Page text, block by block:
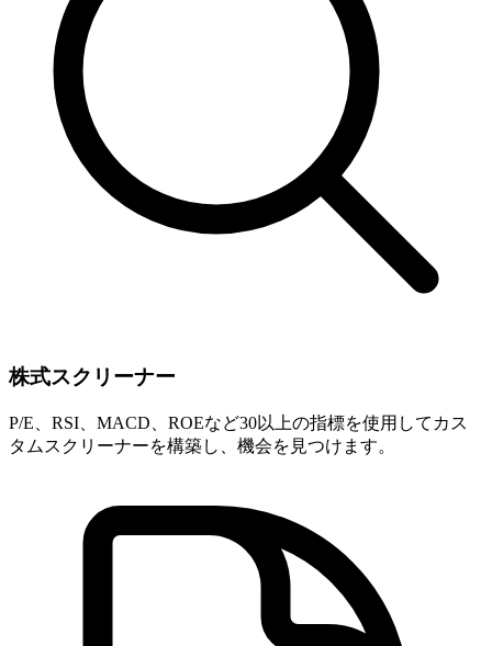
株式スクリーナー
P/E、RSI、MACD、ROEなど30以上の指標を使用してカス
タムスクリーナーを構築し、機会を見つけます。